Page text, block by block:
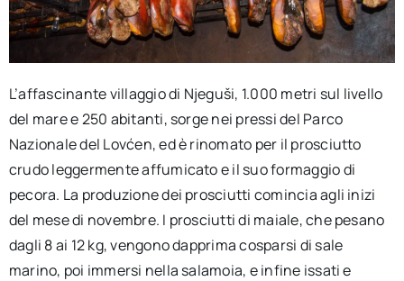
L’affascinante villaggio di Njeguši, 1.000 metri sul livello
del mare e 250 abitanti, sorge nei pressi del Parco
Nazionale del Lovćen, ed è rinomato per il prosciutto
crudo leggermente affumicato e il suo formaggio di
pecora. La produzione dei prosciutti comincia agli inizi
del mese di novembre. I prosciutti di maiale, che pesano
dagli 8 ai 12 kg, vengono dapprima cosparsi di sale
marino, poi immersi nella salamoia, e infine issati e